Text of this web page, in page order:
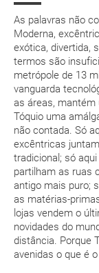
As palavras não
Moderna,
exótica, divertida,
termos são
metrópole de 13
vanguarda
as áreas, mantém
Tóquio uma
não contada. Só
excêntricas
tradicional; só
partilham as ruas
antigo mais puro;
as matérias-
lojas vendem o
novidades do
distância. Porque
avenidas o que é
férias
Posso cancelar
Que custos
cancelamento
Que validade
para...?
Com quanta
aeroporto?
Como posso